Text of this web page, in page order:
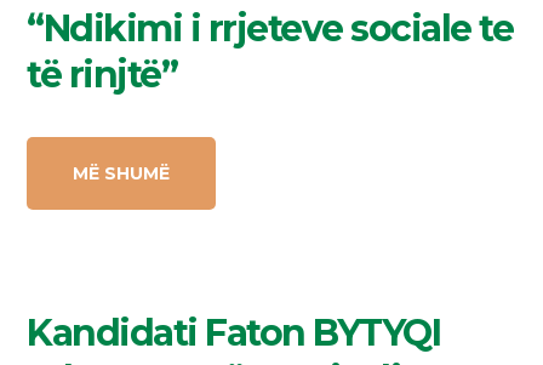
“Ndikimi i rrjeteve sociale te
të rinjtë”
MË SHUMË
Kandidati Faton BYTYQI